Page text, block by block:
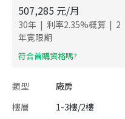
507,285 元/月
30年 | 利率2.35%概算 | 2
年寬限期
​符合首購資格嗎?
類型 廠房
樓層
1-3樓/2樓